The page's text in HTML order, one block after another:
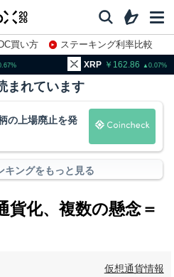
買い方
ステーキング利率比較
0.07 BNB
まれています
の上場廃止を発
キングをもっと見る
貨化、複数の懸念＝
仮想通貨情報